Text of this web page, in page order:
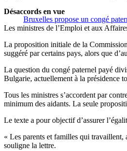
Bruxelles propose un congé
Désaccords en vue
Les ministres de l’Emploi et aux
La proposition initiale de la
suggéré par certains pays, alors que
La question du congé paternel payé
Bulgarie, actuellement à la présidence
Tous les ministres s’accordent par
minimum des aidants. La seule
Le texte a pour objectif d’assurer
« Les parents et familles qui travaillent,
souligne la lettre.